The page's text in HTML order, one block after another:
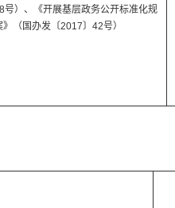
号）、《开展基层政务公开标准化规
（国办发〔2017〕42号）